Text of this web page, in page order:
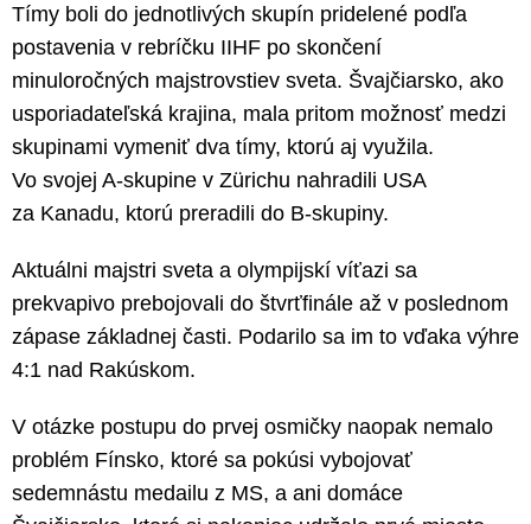
Tímy boli do jednotlivých skupín pridelené podľa
postavenia v rebríčku IIHF po skončení
minuloročných majstrovstiev sveta. Švajčiarsko, ako
usporiadateľská krajina, mala pritom možnosť medzi
skupinami vymeniť dva tímy, ktorú aj využila.
Vo svojej A-skupine v Zürichu nahradili USA
za Kanadu, ktorú preradili do B-skupiny.
Aktuálni majstri sveta a olympijskí víťazi sa
prekvapivo prebojovali do štvrťfinále až v poslednom
zápase základnej časti. Podarilo sa im to vďaka výhre
4:1 nad Rakúskom.
V otázke postupu do prvej osmičky naopak nemalo
problém Fínsko, ktoré sa pokúsi vybojovať
sedemnástu medailu z MS, a ani domáce